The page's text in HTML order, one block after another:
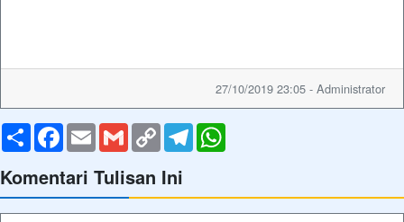
27/10/2019 23:05 - Administrator
ShareFacebook
EmailGmailCopy
Link
Telegram
Komentari Tulisan Ini